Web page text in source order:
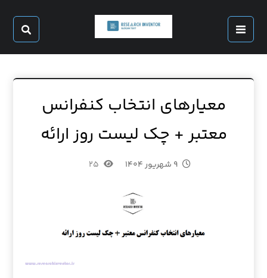
معیارهای انتخاب کنفرانس
معتبر + چک لیست روز ارائه
۹ شهریور ۱۴۰۴ ۲۵